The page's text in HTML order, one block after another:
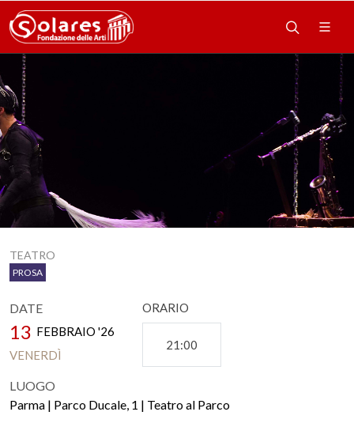
TEATRO
PROSA
DATE
13 FEBBRAIO '26
VENERDÌ
ORARIO
21:00
LUOGO
Parma | Parco Ducale, 1 | Teatro al Parco